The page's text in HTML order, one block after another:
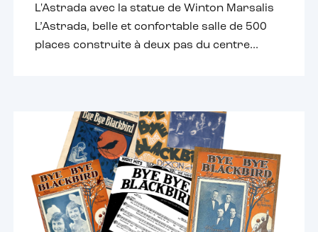
L'Astrada avec la statue de Winton Marsalis
L’Astrada, belle et confortable salle de 500
places construite à deux pas du centre...